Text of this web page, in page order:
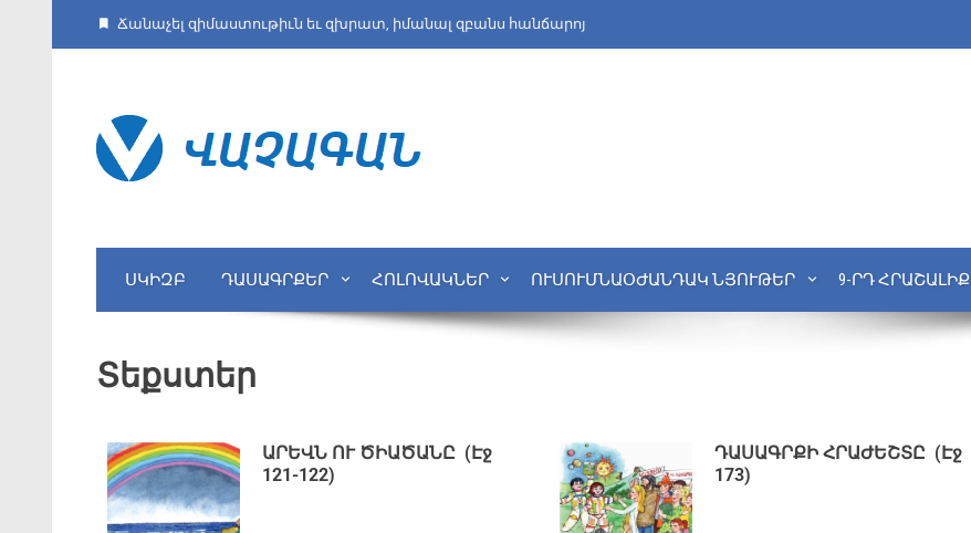
Ճանաչել զիմաստութիւն եւ զխրատ, իմանալ զբանս հանճարոյ
ՍԿԻԶԲ ԴԱՍԱԳՐՔԵՐ ՀՈԼՈՎԱԿՆԵՐ ՈՒՍՈՒՄՆԱՕԺԱՆԴԱԿ ՆՅՈՒԹԵՐ 9-ՐԴ ՀՐԱՇԱԼԻՔ
Տեքստեր
ԱՐԵՎՆ ՈՒ ԾԻԱԾԱՆԸ (Էջ
121-122)
ԴԱՍԱԳՐՔԻ ՀՐԱԺԵՇՏԸ (Էջ
173)